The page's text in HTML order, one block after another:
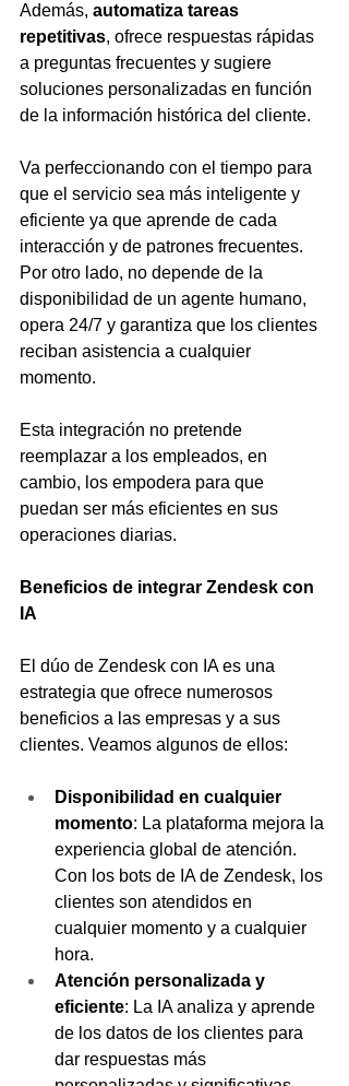
Además, automatiza tareas
repetitivas, ofrece respuestas rápidas
a preguntas frecuentes y sugiere
soluciones personalizadas en función
de la información histórica del cliente.
Va perfeccionando con el tiempo para
que el servicio sea más inteligente y
eficiente ya que aprende de cada
interacción y de patrones frecuentes.
Por otro lado, no depende de la
disponibilidad de un agente humano,
opera 24/7 y garantiza que los clientes
reciban asistencia a cualquier
momento.
Esta integración no pretende
reemplazar a los empleados, en
cambio, los empodera para que
puedan ser más eficientes en sus
operaciones diarias.
Beneficios de integrar Zendesk con
IA
El dúo de Zendesk con IA es una
estrategia que ofrece numerosos
beneficios a las empresas y a sus
clientes. Veamos algunos de ellos:
Disponibilidad en cualquier
momento: La plataforma mejora la
experiencia global de atención.
Con los bots de IA de Zendesk, los
clientes son atendidos en
cualquier momento y a cualquier
hora.
Atención personalizada y
eficiente: La IA analiza y aprende
de los datos de los clientes para
dar respuestas más